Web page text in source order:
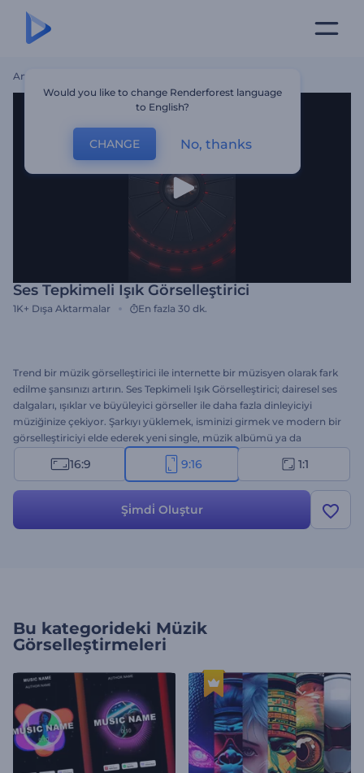
Ana Sayfa
Ses Tepkimeli Işık Görselleştirici
1K+ Dışa Aktarmalar En fazla 30 dk.
Trend bir müzik görselleştirici ile internette bir müzisyen olarak fark
edilme şansınızı artırın. Ses Tepkimeli Işık Görselleştirici; dairesel ses
dalgaları, ışıklar ve büyüleyici görseller ile daha fazla dinleyiciyi
müziğinize çekiyor. Şarkıyı yüklemek, isminizi girmek ve modern bir
görselleştiriciyi elde ederek yeni single, müzik albümü ya da
parçanızı sunmak bir dakika bile sürmüyor. Tekno, dans, hip-hop,
elektronik müzik tanıtımları ve hatta canlı ses yayınları için ideal. Bu
16:9 9:16 1:1
Şi̇mdi̇ Oluştur
Bu kategorideki Müzik
Görselleştirmeleri
Would you like to change Renderforest language
to English?
CHANGE No, thanks